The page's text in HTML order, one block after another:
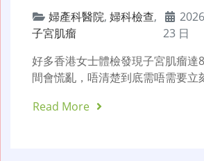
婦產科醫院, 婦科檢查,
子宮肌瘤
23 日
好多香港女士體檢發現子宮肌瘤達
間會慌亂，唔清楚到底需唔需要立
Read More